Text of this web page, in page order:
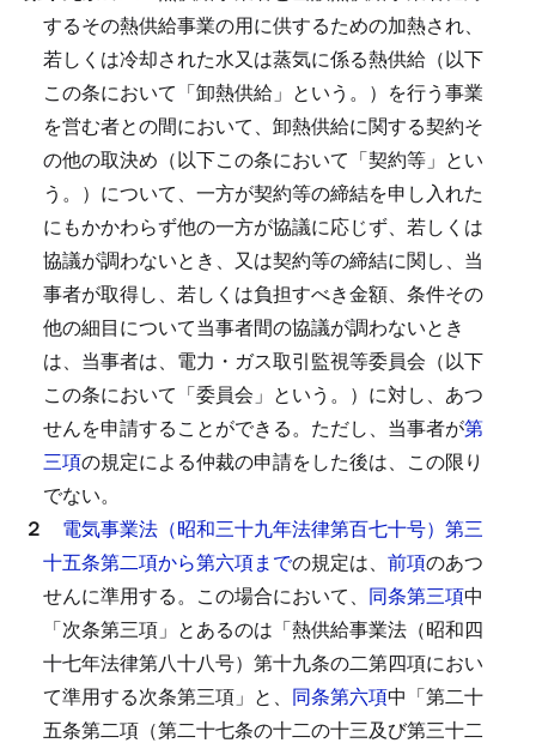
するその熱供給事業の用に供するための加熱され、
若しくは冷却された水又は蒸気に係る熱供給（以下
この条において「卸熱供給」という。）を行う事業
を営む者との間において、卸熱供給に関する契約そ
の他の取決め（以下この条において「契約等」とい
う。）について、一方が契約等の締結を申し入れた
にもかかわらず他の一方が協議に応じず、若しくは
協議が調わないとき、又は契約等の締結に関し、当
事者が取得し、若しくは負担すべき金額、条件その
他の細目について当事者間の協議が調わないとき
は、当事者は、電力・ガス取引監視等委員会（以下
この条において「委員会」という。）に対し、あつ
せんを申請することができる。 ただし、当事者が第
三項の規定による仲裁の申請をした後は、この限り
でない。
２ 電気事業法（昭和三十九年法律第百七十号）第三
十五条第二項から第六項までの規定は、 前項のあつ
せんに準用する。 この場合において、 同条第三項中
「次条第三項」とあるのは「熱供給事業法（昭和四
十七年法律第八十八号）第十九条の二第四項におい
て準用する次条第三項」と、 同条第六項中「第二十
五条第二項（第二十七条の十二の十三及び第三十二